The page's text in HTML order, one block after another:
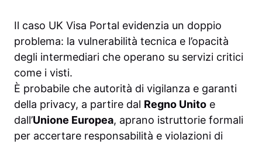
Il caso UK Visa Portal evidenzia un doppio
problema: la vulnerabilità tecnica e l’opacità
degli intermediari che operano su servizi critici
come i visti.
È probabile che autorità di vigilanza e garanti
della privacy, a partire dal Regno Unito e
dall’Unione Europea, aprano istruttorie formali
per accertare responsabilità e violazioni di